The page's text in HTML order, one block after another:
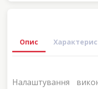
Опис
Налаштування